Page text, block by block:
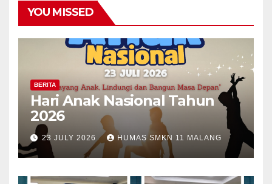
YOU MISSED
BERITA
Hari Anak Nasional Tahun
2026
23 JULY 2026 HUMAS SMKN 11 MALANG